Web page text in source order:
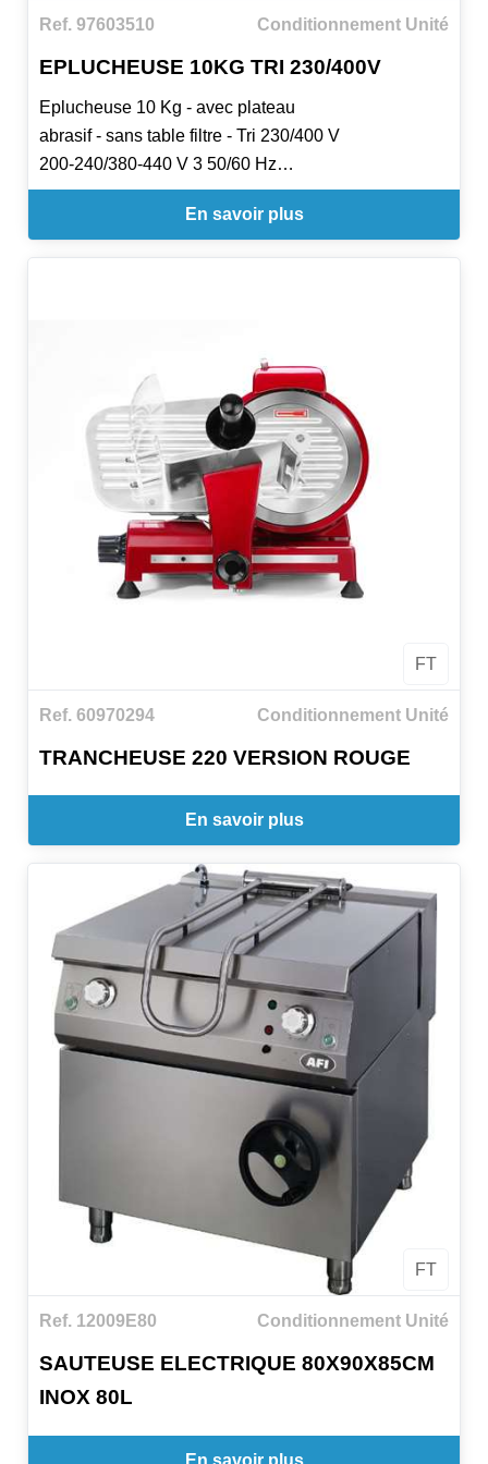
fixes). Prévues pour température ambiante maximale
de 32°C.
Utilise du gaz réfrigérant R600A et fonctionne en 230
4 pieds inox de 90 mm de hauteur fournis d'origine.
Ref. 97603510 Conditionnement Unité
EPLUCHEUSE 10KG TRI 230/400V
Eplucheuse 10 Kg - avec plateau
abrasif - sans table filtre - Tri 230/400 V
200-240/380-440 V 3 50/60 Hz
UKCA;CE
lxpxh 440x690x680 mmEn savoir plus
FT
Ref. 60970294 Conditionnement Unité
TRANCHEUSE 220 VERSION ROUGE
En savoir plus
FT
Ref. 12009E80 Conditionnement Unité
SAUTEUSE ELECTRIQUE 80X90X85CM
INOX 80L
En savoir plus